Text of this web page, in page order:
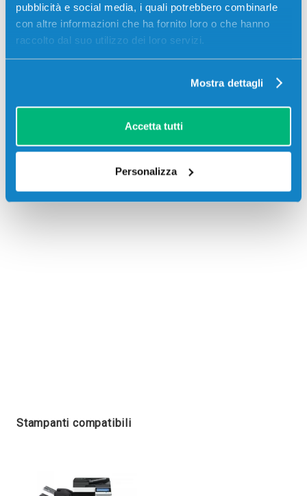
pubblicità e social media, i quali potrebbero combinarle
con altre informazioni che ha fornito loro o che hanno
raccolto dal suo utilizzo dei loro servizi.
Mostra dettagli
Accetta tutti
Personalizza
Fusore originale Olivetti B1225 COLORE 600000
pagine per Stampanti: Olivetti D-COLOR MF454
Recensioni
Stampanti compatibili